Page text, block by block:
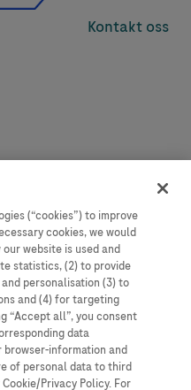
Kontakt oss
som er målsatt til en stor
eller gyldig i ditt land.
tar noe ansvar for tilgang til
med noen gyldig juridisk
bruk i bostedslandet ditt.
andres innlegg, men
så langt det lar seg gjøre.
nettsider som det lenkes til.
for bruk annet sted er ikke
til annonsører, og slikt
(“cookies”) to improve
cookies, we would
website is used and
statistics, (2) to provide
personalisation (3) to
and (4) for targeting
“Accept all”, you consent
data
browser-information and
of personal data to third
Privacy Policy. For